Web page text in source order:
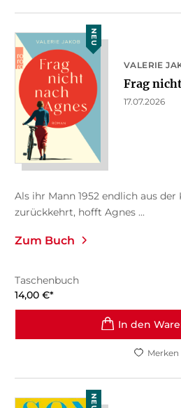
NEU
VALERIE
Frag
17.07.2026
Als ihr Mann 1952 endlich aus
zurückkehrt, hofft Agnes ...
Zum Buch
Taschenbuch
14,00 €*
In den
Merken
NEU